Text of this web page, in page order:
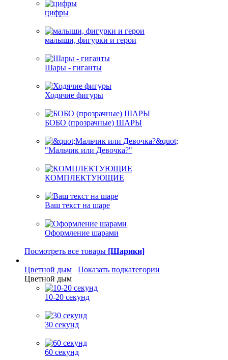
цифры
малыши, фигурки и герои
Шары - гиганты
Ходячие фигуры
БОБО (прозрачные) ШАРЫ
"Мальчик или Девочка?"
КОМПЛЕКТУЮЩИЕ
Ваш текст на шаре
Оформление шарами
Посмотреть все товары [Шарики]
Цветной дым
Показать подкатегории
Цветной дым
10-20 секунд
30 секунд
60 секунд